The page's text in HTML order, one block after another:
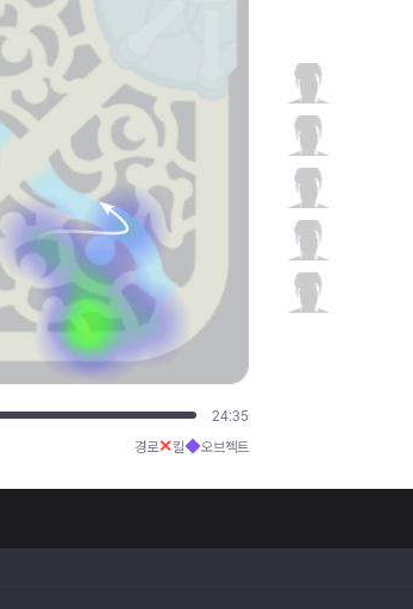
30:39
경로✕킬◆오브젝트